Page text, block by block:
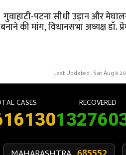
गुवाहाटी-पटना सीधी उड़ान और
बनाने की मांग, विधानसभा अध्यक्ष डॉ.